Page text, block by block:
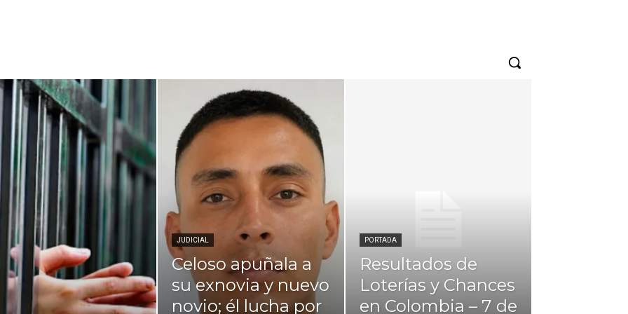
JUDICIAL
Celoso apuñala a
su exnovia y nuevo
novio; él lucha por
PORTADA
Resultados de
Loterías y Chances
en Colombia – 7 de